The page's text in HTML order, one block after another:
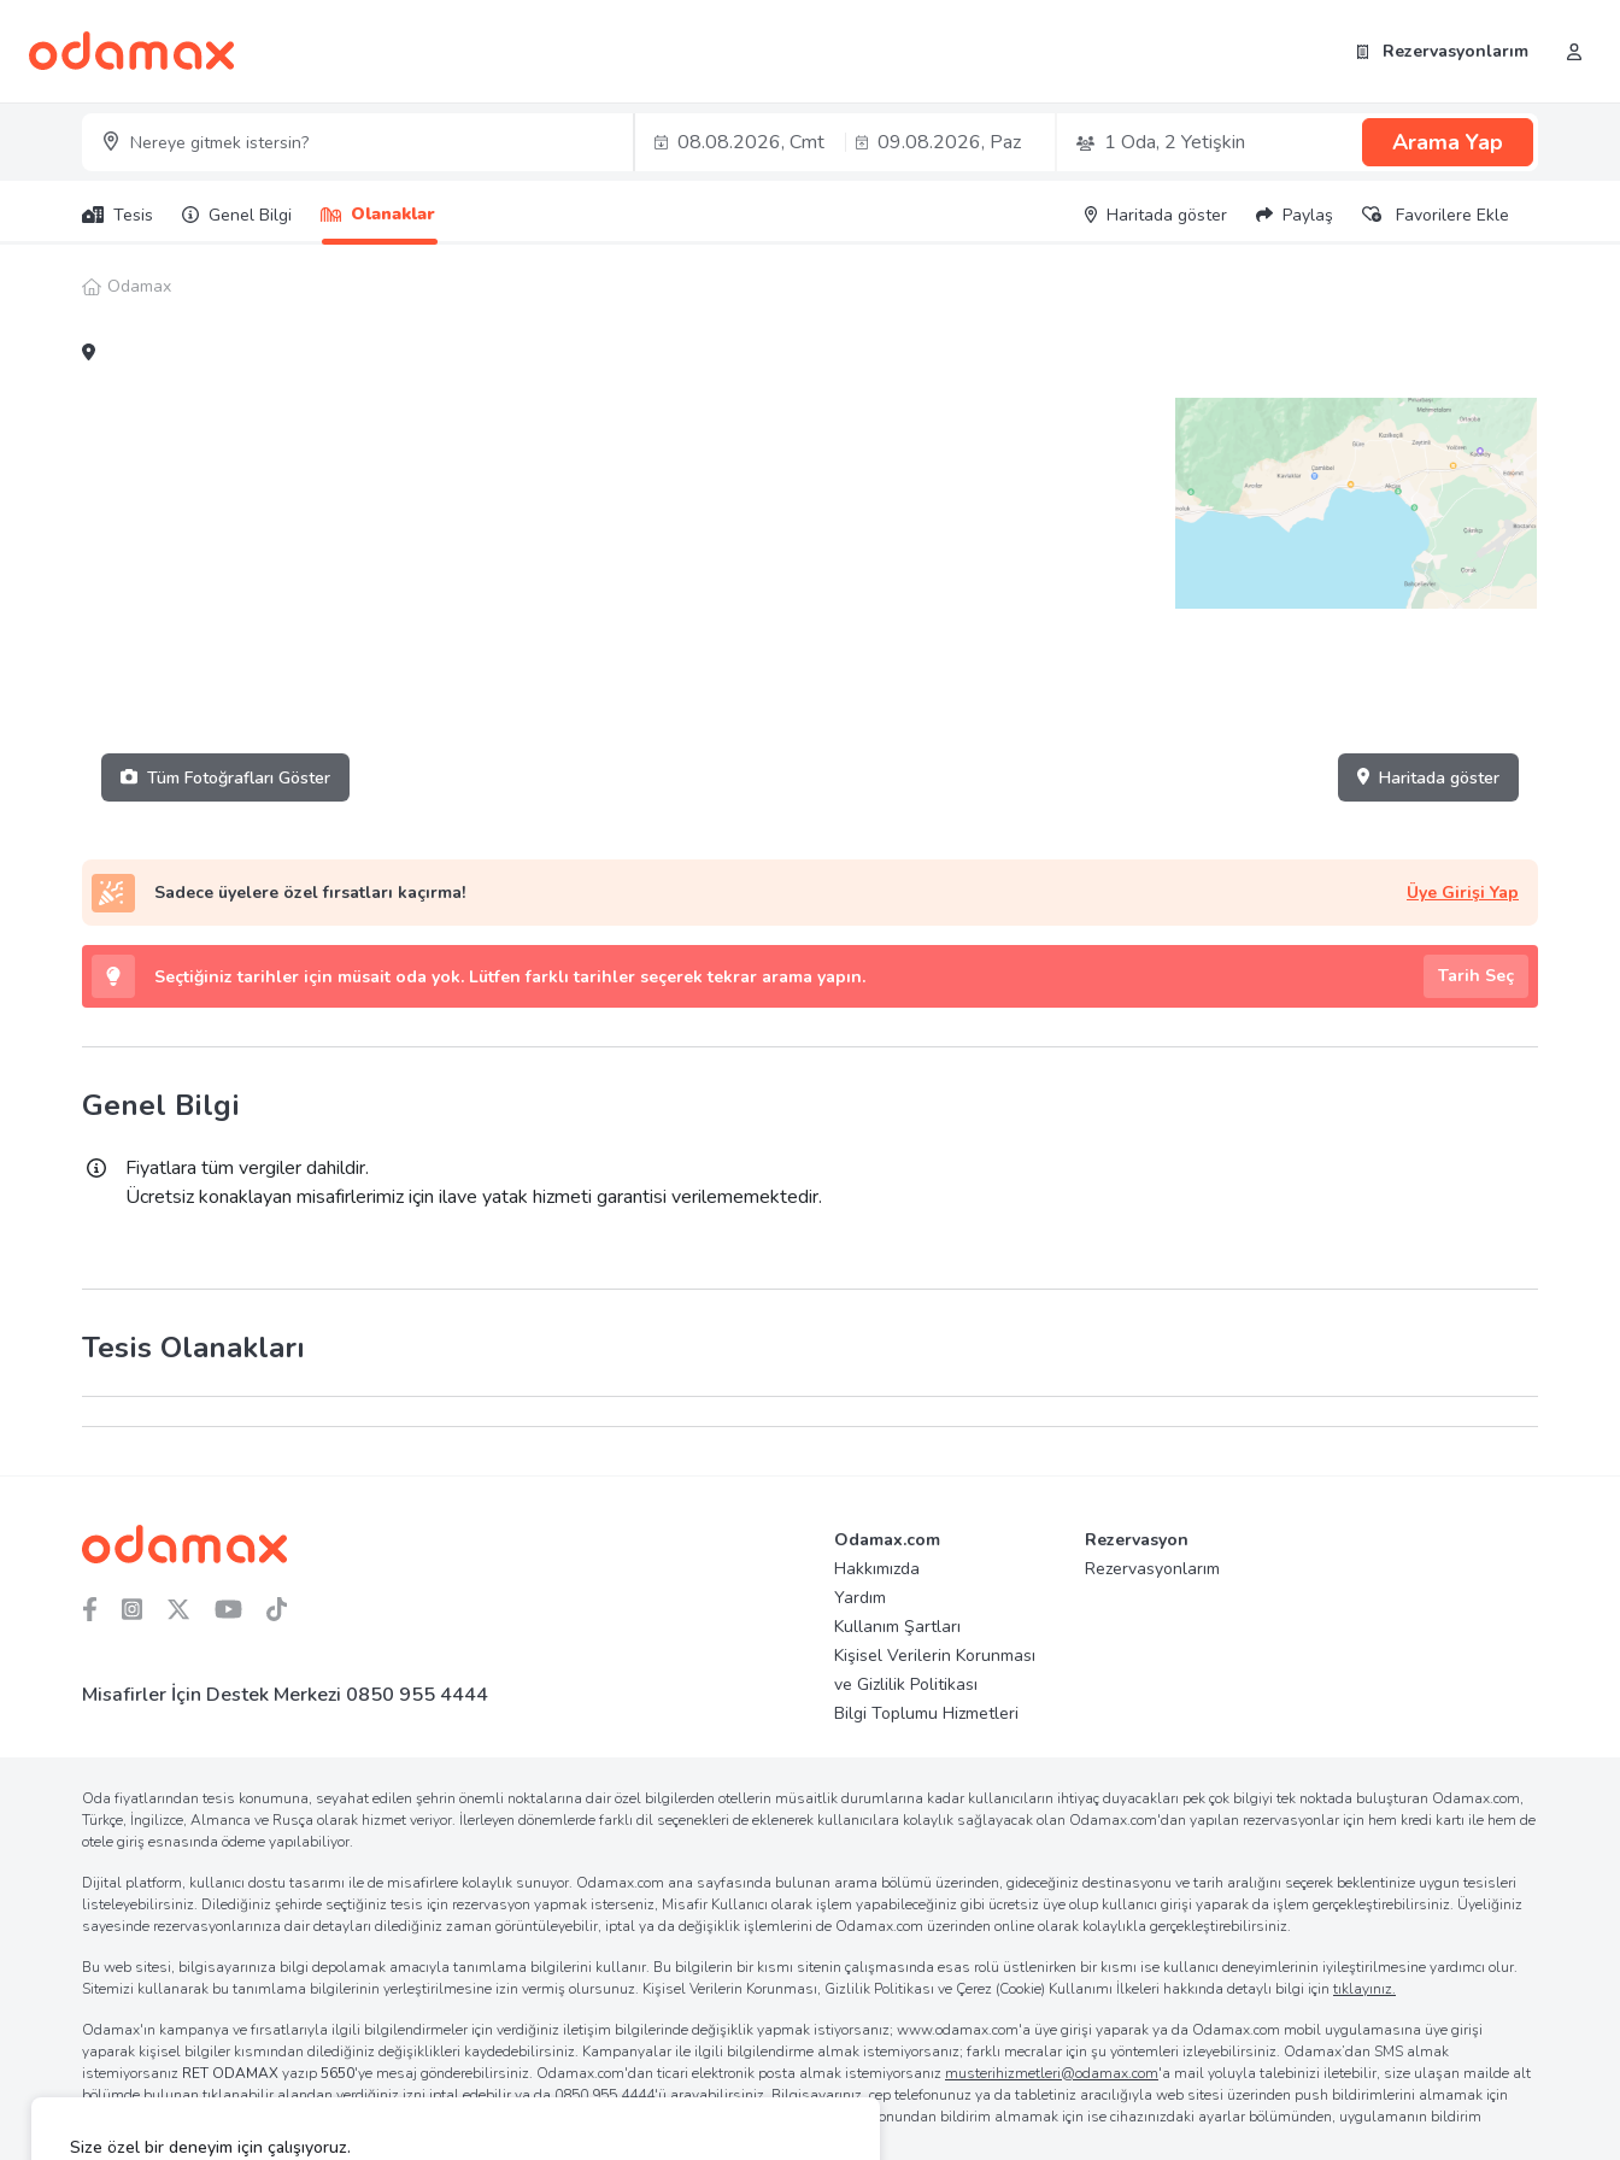
Rezervasyonlarım
08.08.2026, Cmt 09.08.2026, Paz 1 Oda, 2 Yetişkin Arama Yap
Tesis Genel Bilgi Olanaklar Haritada göster Paylaş Favorilere Ekle
Odamax
Tüm Fotoğrafları Göster Haritada göster
Sadece üyelere özel fırsatları kaçırma! Üye Girişi Yap
Seçtiğiniz tarihler için müsait oda yok. Lütfen farklı tarihler seçerek tekrar arama yapın. Tarih Seç
Genel Bilgi
Fiyatlara tüm vergiler dahildir.
Ücretsiz konaklayan misafirlerimiz için ilave yatak hizmeti garantisi verilememektedir.
Tesis Olanakları
Misafirler İçin Destek Merkezi 0850 955 4444
Odamax.com
Hakkımızda
Yardım
Kullanım Şartları
Kişisel Verilerin Korunması
ve Gizlilik Politikası
Bilgi Toplumu Hizmetleri
Rezervasyon
Rezervasyonlarım
Oda fiyatlarından tesis konumuna, seyahat edilen şehrin önemli noktalarına dair özel bilgilerden otellerin müsaitlik durumlarına kadar kullanıcıların ihtiyaç duyacakları pek çok bilgiyi tek noktada buluşturan Odamax.com,
Türkçe, İngilizce, Almanca ve Rusça olarak hizmet veriyor. İlerleyen dönemlerde farklı dil seçenekleri de eklenerek kullanıcılara kolaylık sağlayacak olan Odamax.com'dan yapılan rezervasyonlar için hem kredi kartı ile hem de
otele giriş esnasında ödeme yapılabiliyor.
Dijital platform, kullanıcı dostu tasarımı ile de misafirlere kolaylık sunuyor. Odamax.com ana sayfasında bulunan arama bölümü üzerinden, gideceğiniz destinasyonu ve tarih aralığını seçerek beklentinize uygun tesisleri
listeleyebilirsiniz. Dilediğiniz şehirde seçtiğiniz tesis için rezervasyon yapmak isterseniz, Misafir Kullanıcı olarak işlem yapabileceğiniz gibi ücretsiz üye olup kullanıcı girişi yaparak da işlem gerçekleştirebilirsiniz. Üyeliğiniz
sayesinde rezervasyonlarınıza dair detayları dilediğiniz zaman görüntüleyebilir, iptal ya da değişiklik işlemlerini de Odamax.com üzerinden online olarak kolaylıkla gerçekleştirebilirsiniz.
Bu web sitesi, bilgisayarınıza bilgi depolamak amacıyla tanımlama bilgilerini kullanır. Bu bilgilerin bir kısmı sitenin çalışmasında esas rolü üstlenirken bir kısmı ise kullanıcı deneyimlerinin iyileştirilmesine yardımcı olur.
Sitemizi kullanarak bu tanımlama bilgilerinin yerleştirilmesine izin vermiş olursunuz. Kişisel Verilerin Korunması, Gizlilik Politikası ve Çerez (Cookie) Kullanımı İlkeleri hakkında detaylı bilgi için tıklayınız.
Odamax'ın kampanya ve fırsatlarıyla ilgili bilgilendirmeler için verdiğiniz iletişim bilgilerinde değişiklik yapmak istiyorsanız; www.odamax.com'a üye girişi yaparak ya da Odamax.com mobil uygulamasına üye girişi
yaparak kişisel bilgiler kısmından dilediğiniz değişiklikleri kaydedebilirsiniz. Kampanyalar ile ilgili bilgilendirme almak istemiyorsanız; farklı mecralar için şu yöntemleri izleyebilirsiniz. Odamax’dan SMS almak
istemiyorsanız RET ODAMAXyazıp5650'ye mesaj gönderebilirsiniz. Odamax.com'dan ticari elektronik posta almak istemiyorsanız musterihizmetleri@odamax.com'a mail yoluyla talebinizi iletebilir, size ulaşan mailde alt
bölümde bulunan tıklanabilir alandan verdiğiniz izni iptal edebilir ya da 0850 955 4444'ü arayabilirsiniz. Bilgisayarınız, cep telefonunuz ya da tabletiniz aracılığıyla web sitesi üzerinden push bildirimlerini almamak için
internet tarayıcınızın ayarlar bölümünden bildirim izinlerinin kaldırılmasını sağlayabilirsiniz. Odamax.com mobil aplikasyonundan bildirim almamak için ise cihazınızdaki ayarlar bölümünden, uygulamanın bildirim
ayarlarını değiştirerek bildirim alımına engel olabilirsiniz.